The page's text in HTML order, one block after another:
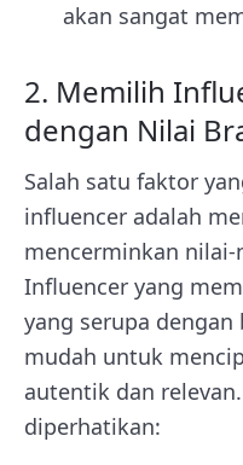
akan sangat
2. Memilih
dengan Nilai
Salah satu faktor
influencer adalah
mencerminkan
Influencer yang
yang serupa
mudah untuk
autentik dan
diperhatikan: